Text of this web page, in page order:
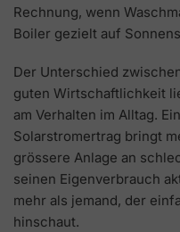
Rechnung, wenn
Boiler gezielt auf
Der Unterschied
guten Wirtschaftlichkeit
am Verhalten im Alltag.
Solarstromertrag bringt
grössere Anlage an
seinen Eigenverbrauch
mehr als jemand, der
hinschaut.